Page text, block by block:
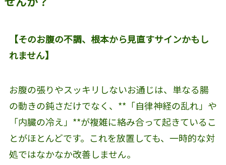
【そのお腹の不調、根本から見直すサインかもし
れません】
お腹の張りやスッキリしないお通じは、単なる腸
の動きの鈍さだけでなく、**「自律神経の乱れ」や
「内臓の冷え」**が複雑に絡み合って起きているこ
とがほとんどです。これを放置しても、一時的な対
処ではなかなか改善しません。